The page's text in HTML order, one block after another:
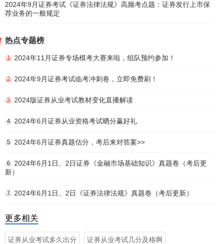
2024年9月证券考试《证券法律法规》高频考点题：证券发行上市保
荐业务的一般规定
热点专题榜
1 2024年11月证券专场模考大赛来啦，组队预约参加！
2 2024年9月证券考试临考冲刺卷，立即免费刷！
3 2024版证券从业考试教材变化直播解读
4 2024年6月证券从业资格考试晒分赢好礼
5 2024年6月证券真题估分，考后来对答案>>
6
2024年6月1日、2日证券《金融市场基础知识》真题卷（考后更
新）
7 2024年6月1日、2日《证券法律法规》真题卷（考后更新）
更多相关
证券从业考试多久出分 证券从业考试几分及格啊